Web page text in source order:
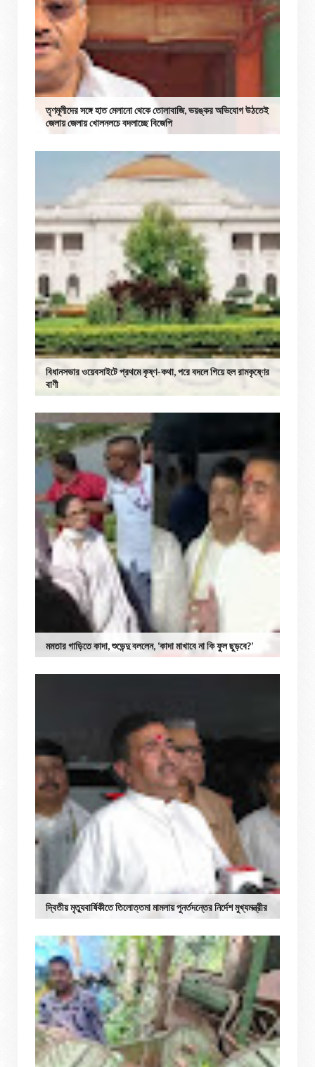
তৃণমূলীদের সঙ্গে হাত মেলানো থেকে তোলাবাজি, ভয়ঙ্কর অভিযোগ উঠতেই
জেলায় জেলায় খোলনলচে বদলাচ্ছে বিজেপি
বিধানসভার ওয়েবসাইটে প্রথমে কৃষ্ণ-কথা, পরে বদলে গিয়ে হল রামকৃষ্ণের
বাণী
মমতার গাড়িতে কাদা, শুভেন্দু বললেন, ‘কাদা মাখাবে না কি ফুল ছুড়বে?’
দ্বিতীয় মৃত্যুবার্ষিকীতে তিলোত্তমা মামলায় পুনর্তদন্তের নির্দেশ মুখ্যমন্ত্রীর